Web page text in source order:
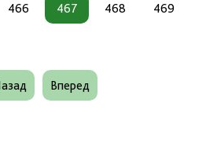
466 467 468 469
Вперед